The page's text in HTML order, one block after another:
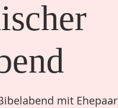
mit Ehepaar